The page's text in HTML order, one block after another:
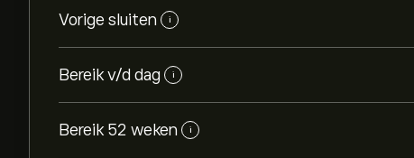
Vorige sluiten i
Bereik v/d dag i
Bereik 52 weken i